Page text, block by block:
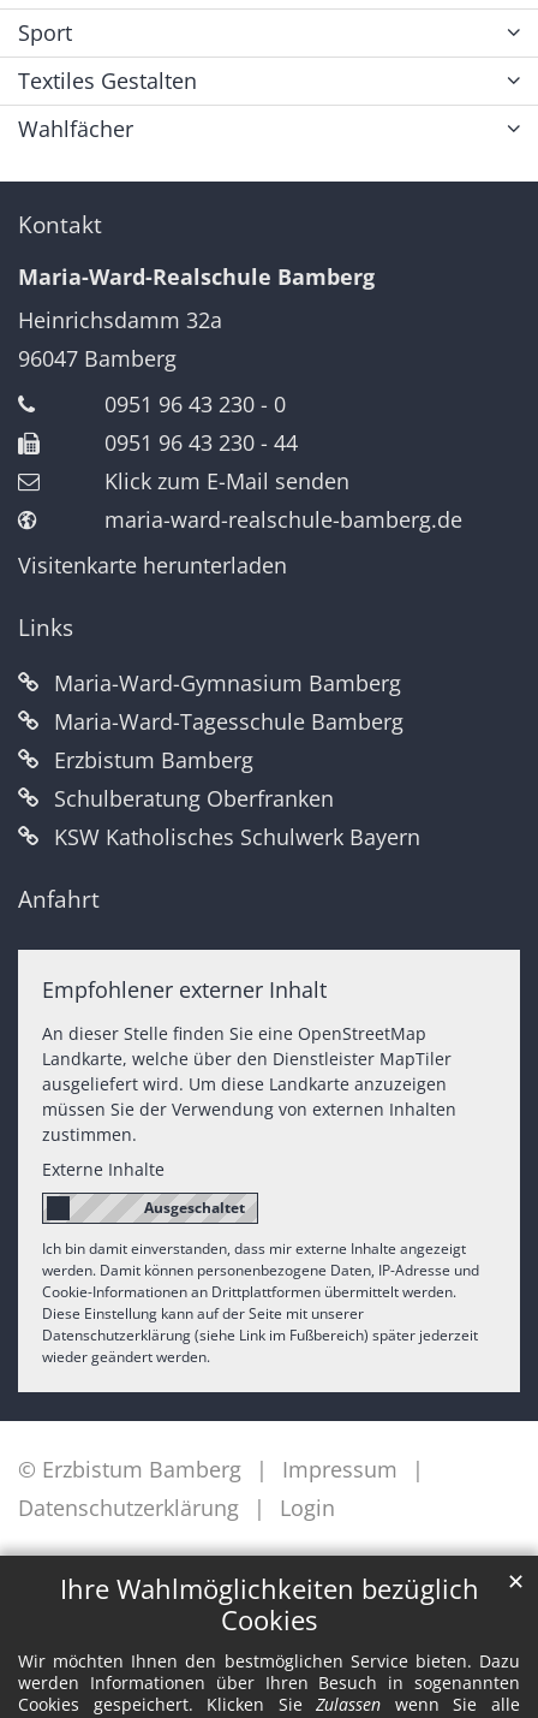
Ihre Wahlmöglichkeiten bezüglich
Cookies
Wir möchten Ihnen den bestmöglichen Service bieten. Dazu
werden Informationen über Ihren Besuch in sogenannten
Cookies gespeichert. Klicken SieZulassen wenn Sie alle
✕
Sport
Textiles Gestalten
Wahlfächer
Kontakt
Maria-Ward-Realschule Bamberg
Heinrichsdamm 32a
96047 Bamberg
0951 96 43 230 - 0
0951 96 43 230 - 44
Klick zum E-Mail senden
maria-ward-realschule-bamberg.de
Visitenkarte herunterladen
Links
Maria-Ward-Gymnasium Bamberg
Maria-Ward-Tagesschule Bamberg
Erzbistum Bamberg
Schulberatung Oberfranken
KSW Katholisches Schulwerk Bayern
Anfahrt
Empfohlener externer Inhalt
An dieser Stelle finden Sie eine OpenStreetMap
Landkarte, welche über den Dienstleister MapTiler
ausgeliefert wird. Um diese Landkarte anzuzeigen
müssen Sie der Verwendung von externen Inhalten
zustimmen.
Externe Inhalte
Ich bin damit einverstanden, dass mir externe Inhalte angezeigt
werden. Damit können personenbezogene Daten, IP-Adresse und
Cookie-Informationen an Drittplattformen übermittelt werden.
Diese Einstellung kann auf der Seite mit unserer
Datenschutzerklärung (siehe Link im Fußbereich) später jederzeit
wieder geändert werden.
© Erzbistum Bamberg
Impressum
Datenschutzerklärung
Login